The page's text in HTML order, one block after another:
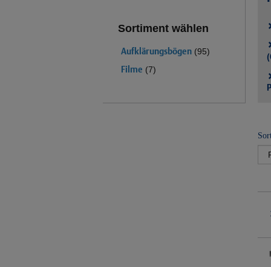
Sortiment wählen
Aufklärungsbögen (95)
Filme (7)